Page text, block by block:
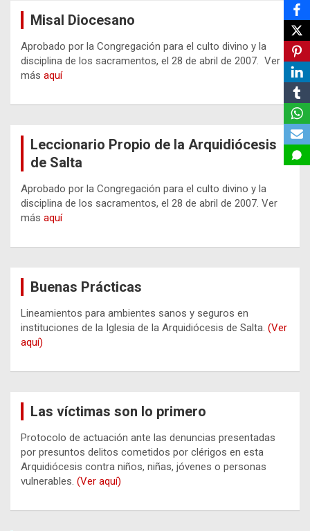
Misal Diocesano
Aprobado por la Congregación para el culto divino y la
disciplina de los sacramentos, el 28 de abril de 2007. Ver
más aquí
Leccionario Propio de la Arquidiócesis
de Salta
Aprobado por la Congregación para el culto divino y la
disciplina de los sacramentos, el 28 de abril de 2007. Ver
más aquí
Buenas Prácticas
Lineamientos para ambientes sanos y seguros en
instituciones de la Iglesia de la Arquidiócesis de Salta. (Ver
aquí)
Las víctimas son lo primero
Protocolo de actuación ante las denuncias presentadas
por presuntos delitos cometidos por clérigos en esta
Arquidiócesis contra niños, niñas, jóvenes o personas
vulnerables. (Ver aquí)